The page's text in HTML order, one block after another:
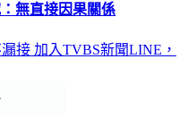
無直接因果關係
接 加入TVBS新聞LINE，